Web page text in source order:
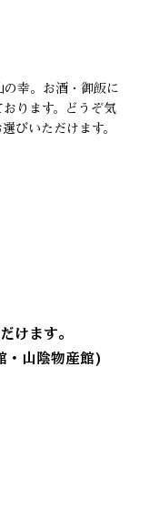
幸。お酒・御飯に
ります。どうぞ気
びいただけます。
けます。
・山陰物産館)